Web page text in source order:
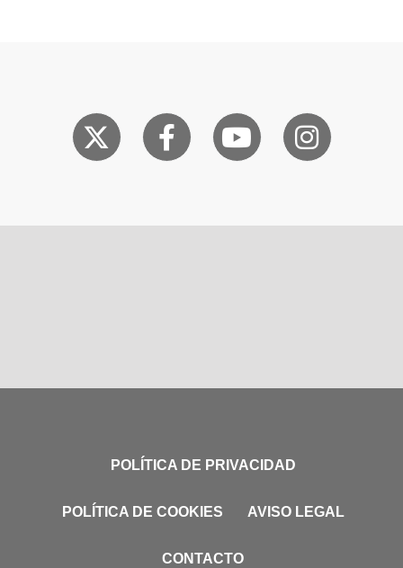
POLÍTICA DE PRIVACIDAD
POLÍTICA DE COOKIES AVISO LEGAL
CONTACTO